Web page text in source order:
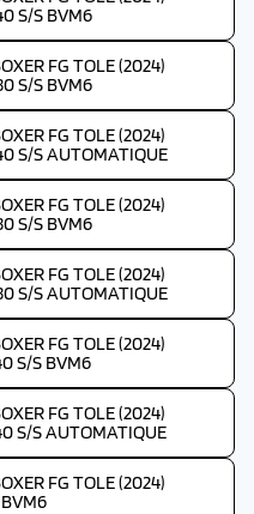
S/S BVM6
FG TOLE (2024)
S/S BVM6
FG TOLE (2024)
S/S AUTOMATIQUE
FG TOLE (2024)
S/S BVM6
FG TOLE (2024)
S/S AUTOMATIQUE
FG TOLE (2024)
S/S BVM6
FG TOLE (2024)
S/S AUTOMATIQUE
FG TOLE (2024)